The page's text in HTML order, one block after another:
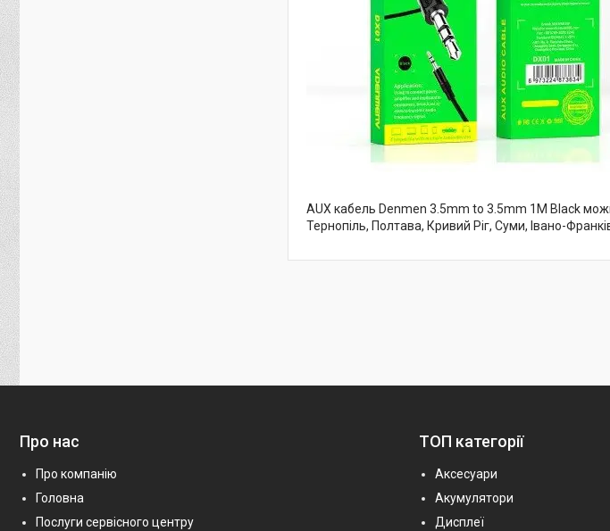
AUX кабель Denmen 3.5mm to 3.5mm 1M Black
Тернопіль, Полтава, Кривий Ріг, Суми, Івано-
Про нас
Про компанію
Головна
Послуги сервісного центру
ТОП категорії
Аксесуари
Акумулятори
Дисплеї